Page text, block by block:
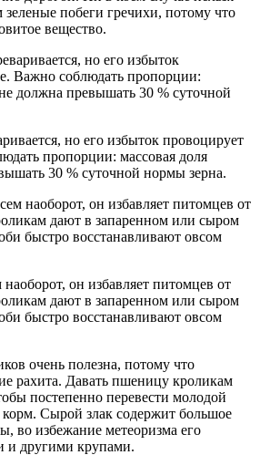
зеленые побеги гречихи, потому что
вещество.
но его избыток
Важно соблюдать пропорции:
должна превышать 30 % суточной
но его избыток провоцирует
пропорции: массовая доля
30 % суточной нормы зерна.
наоборот, он избавляет питомцев от
дают в запаренном или сыром
быстро восстанавливают овсом
наоборот, он избавляет питомцев от
дают в запаренном или сыром
быстро восстанавливают овсом
очень полезна, потому что
рахита. Давать пшеницу кроликам
постепенно перевести молодой
Сырой злак содержит большое
во избежание метеоризма его
и другими крупами.